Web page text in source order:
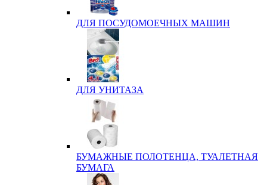
ДЛЯ ПОСУДОМОЕЧНЫХ МАШИН
ДЛЯ УНИТАЗА
БУМАЖНЫЕ ПОЛОТЕНЦА, ТУАЛЕТНАЯ
БУМАГА